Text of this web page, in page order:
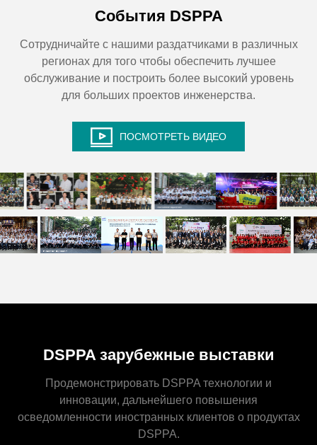
События DSPPA
Сотрудничайте с нашими раздатчиками в различных
регионах для того чтобы обеспечить лучшее
обслуживание и построить более высокий уровень
для больших проектов инженерства.
ПОСМОТРЕТЬ ВИДЕО
DSPPA зарубежные выставки
Продемонстрировать DSPPA технологии и
инновации, дальнейшего повышения
осведомленности иностранных клиентов о продуктах
DSPPA.